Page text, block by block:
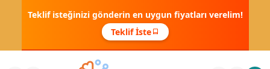
Teklif isteğinizi gönderin en uygun fiyatları verelim!
Teklif İste